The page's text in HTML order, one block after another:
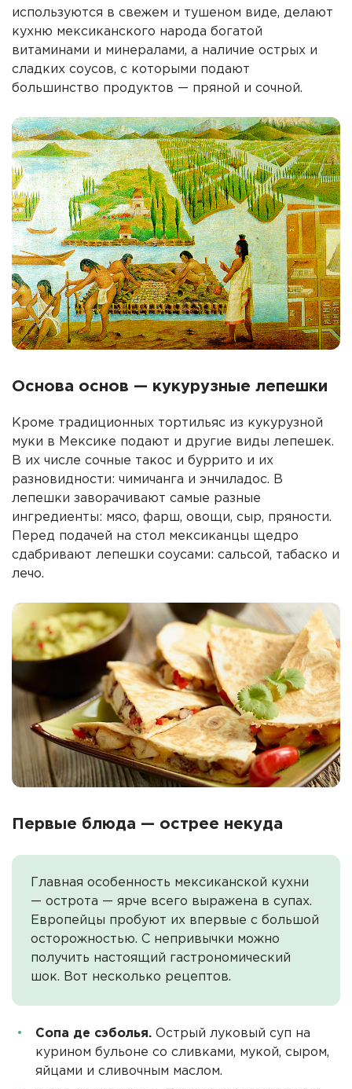
используются в свежем и тушеном виде, делают
кухню мексиканского народа богатой
витаминами и минералами, а наличие острых и
сладких соусов, с которыми подают
большинство продуктов — пряной и сочной.
Основа основ — кукурузные лепешки
Кроме традиционных тортильяс из кукурузной
муки в Мексике подают и другие виды лепешек.
В их числе сочные такос и буррито и их
разновидности: чимичанга и энчиладос. В
лепешки заворачивают самые разные
ингредиенты: мясо, фарш, овощи, сыр, пряности.
Перед подачей на стол мексиканцы щедро
сдабривают лепешки соусами: сальсой, табаско и
лечо.
Первые блюда — острее некуда
Главная особенность мексиканской кухни
— острота — ярче всего выражена в супах.
Европейцы пробуют их впервые с большой
осторожностью. С непривычки можно
получить настоящий гастрономический
шок. Вот несколько рецептов.
Сопа де сэболья. Острый луковый суп на
курином бульоне со сливками, мукой, сыром,
яйцами и сливочным маслом.